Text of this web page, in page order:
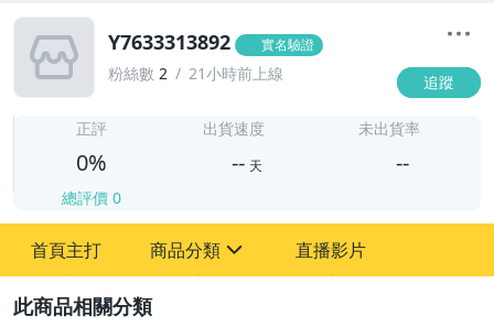
Y7633313892 實名驗證
粉絲數 2 21小時前上線 追蹤
正評
0%
總評價 0
出貨速度
-- 天
未出貨率
--
首頁主打 商品分類 直播影片